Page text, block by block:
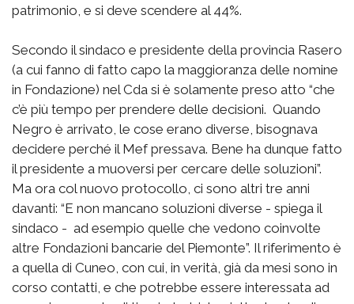
patrimonio, e si deve scendere al 44%.
Secondo il sindaco e presidente della provincia Rasero
(a cui fanno di fatto capo la maggioranza delle nomine
in Fondazione) nel Cda si è solamente preso atto “che
c’è più tempo per prendere delle decisioni. Quando
Negro è arrivato, le cose erano diverse, bisognava
decidere perché il Mef pressava. Bene ha dunque fatto
il presidente a muoversi per cercare delle soluzioni”.
Ma ora col nuovo protocollo, ci sono altri tre anni
davanti: “E non mancano soluzioni diverse - spiega il
sindaco - ad esempio quelle che vedono coinvolte
altre Fondazioni bancarie del Piemonte”. Il riferimento è
a quella di Cuneo, con cui, in verità, già da mesi sono in
corso contatti, e che potrebbe essere interessata ad